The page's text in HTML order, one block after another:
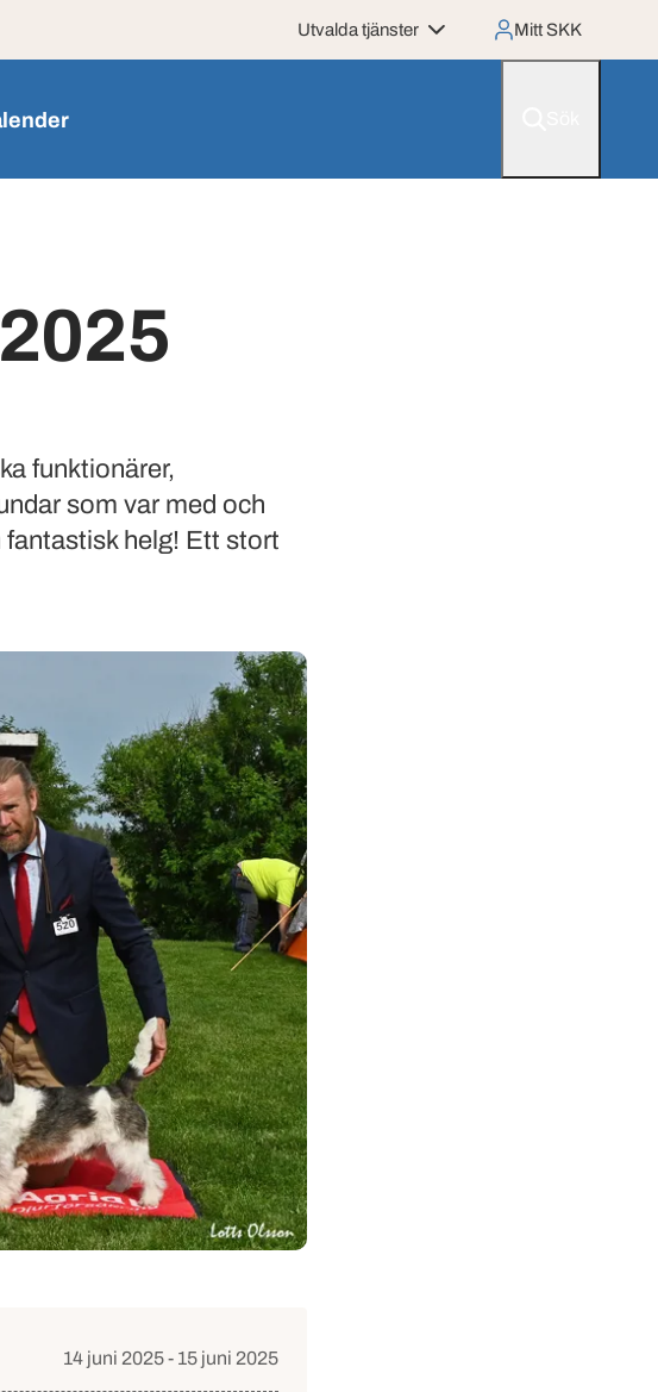
Utvalda tjänster Mitt SKK
funktionärer,
som var med och
helg! Ett stort
14 juni 2025 - 15 juni 2025